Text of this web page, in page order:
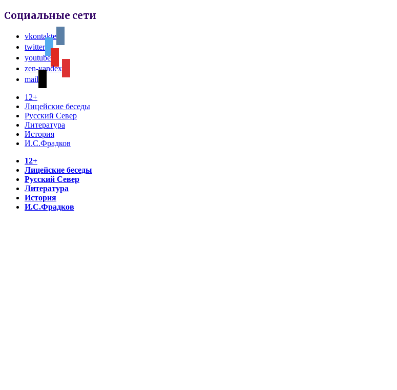
Социальные сети
vkontakte
twitter
youtube
zen-yandex
mail
12+
Лицейские беседы
Русский Север
Литература
История
И.С.Фрадков
12+
Лицейские беседы
Русский Север
Литература
История
И.С.Фрадков